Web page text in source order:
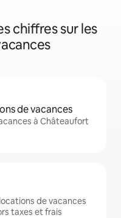
chiffres sur les
de vacances
à Châteaufort
de vacances
taxes et frais